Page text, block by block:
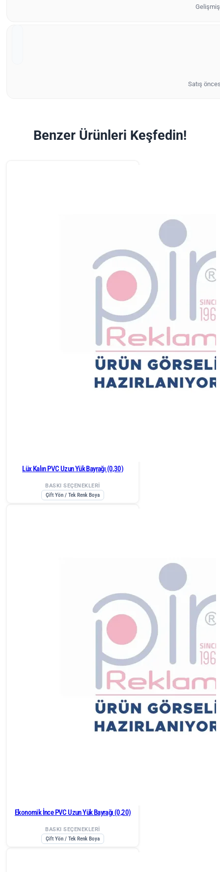
Gelişmiş
Satış
Benzer Ürünleri Keşfedin!
Lüx Kalın PVC Uzun Yük Bayrağı (0,30)
BASKI SEÇENEKLERİ
Çift Yön / Tek Renk Boya
Ekonomik İnce PVC Uzun Yük Bayrağı (0,20)
BASKI SEÇENEKLERİ
Çift Yön / Tek Renk Boya